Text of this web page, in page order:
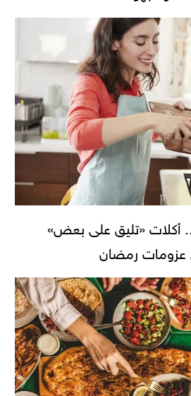
أكلات «تليق على بعض»
عزومات رمضان